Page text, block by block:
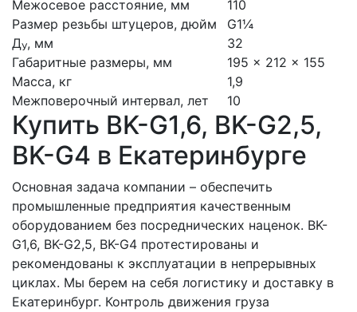
Межосевое расстояние, мм
110
Размер резьбы штуцеров, дюйм
G1¼
ДУ, мм
32
Габаритные размеры, мм
195 × 212 × 155
Масса, кг
1,9
Межповерочный интервал, лет
10
Купить BK-G1,6, BK-G2,5,
BK-G4 в Екатеринбурге
Основная задача компании – обеспечить
промышленные предприятия качественным
оборудованием без посреднических наценок. BK-
G1,6, BK-G2,5, BK-G4 протестированы и
рекомендованы к эксплуатации в непрерывных
циклах. Мы берем на себя логистику и доставку в
Екатеринбург. Контроль движения груза